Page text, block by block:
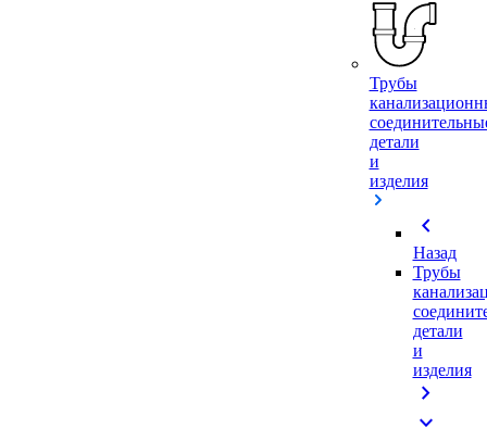
Трубы
детали
и
изделия
chevron_left
Назад
Трубы
детали
и
изделия
chevron_right
expand_more